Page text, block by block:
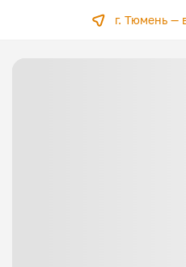
г. Тюмень —